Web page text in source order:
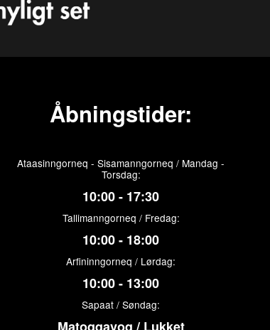
Åbningstider:
Ataasinngorneq - Sisamanngorneq / Mandag -
Torsdag:
10:00 - 17:30
Tallimanngorneq / Fredag:
10:00 - 18:00
Arfininngorneq / Lørdag:
10:00 - 13:00
Sapaat / Søndag: